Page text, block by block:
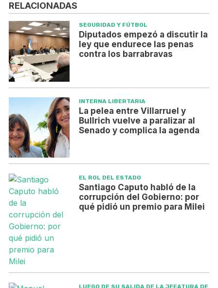
RELACIONADAS
SEGURIDAD Y FÚTBOL
Diputados empezó a discutir la
ley que endurece las penas
contra los barrabravas
INTERNA LIBERTARIA
La pelea entre Villarruel y
Bullrich vuelve a paralizar al
Senado y complica la agenda
EL ROL DEL ESTADO
Santiago Caputo habló de la
corrupción del Gobierno: por
qué pidió un premio para Milei
LUEGO DE SU SALIDA DE LA JEFATURA DE